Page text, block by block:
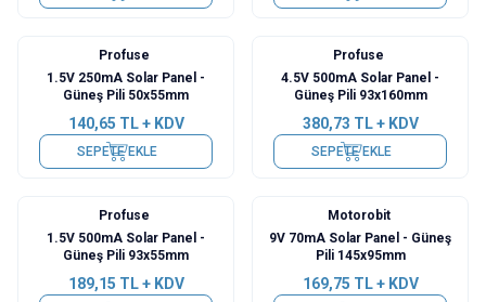
Profuse
1.5V 250mA Solar Panel -
Güneş Pili 50x55mm
140,65 TL + KDV
SEPETE EKLE
Profuse
4.5V 500mA Solar Panel -
Güneş Pili 93x160mm
380,73 TL + KDV
SEPETE EKLE
Profuse
1.5V 500mA Solar Panel -
Güneş Pili 93x55mm
189,15 TL + KDV
Motorobit
9V 70mA Solar Panel - Güneş
Pili 145x95mm
169,75 TL + KDV